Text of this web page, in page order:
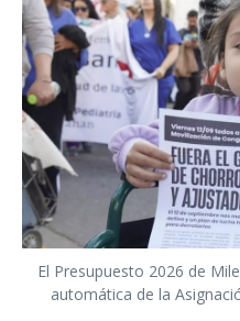
El Presupuesto 2026 de
automática de la